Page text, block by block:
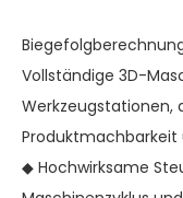
Vollständige 3D-
Werkzeugstationen,
Produktmachbarkeit
◆ Hochwirksame